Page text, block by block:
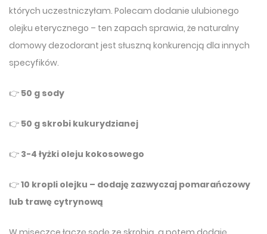
których uczestniczyłam. Polecam dodanie ulubionego
olejku eterycznego – ten zapach sprawia, że naturalny
domowy dezodorant jest słuszną konkurencją dla innych
specyfików.
👉 50 g sody
👉 50 g skrobi kukurydzianej
👉 3-4 łyżki oleju kokosowego
👉10 kropli olejku – dodaję zazwyczaj pomarańczowy
lub trawę cytrynową